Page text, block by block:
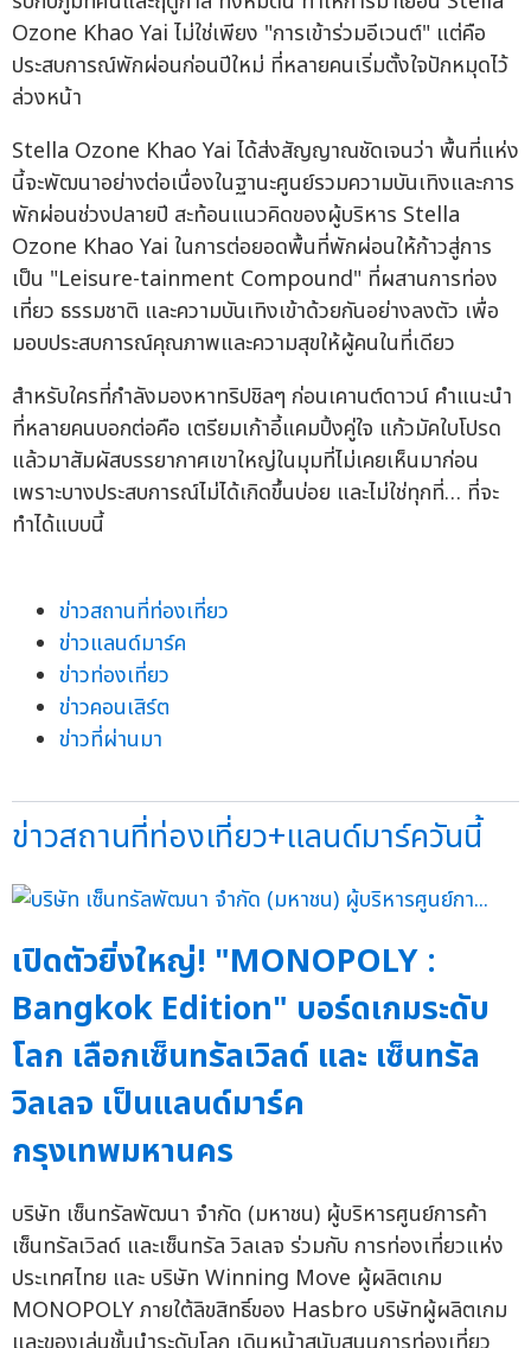
Ozone Khao Yai ไม่ใช่เพียง "การเข้าร่วมอีเวนต์" แต่คือ
ประสบการณ์พักผ่อนก่อนปีใหม่ ที่หลายคนเริ่มตั้งใจปักหมุดไว้
ล่วงหน้า
Stella Ozone Khao Yai ได้ส่งสัญญาณชัดเจนว่า พื้นที่แห่ง
นี้จะพัฒนาอย่างต่อเนื่องในฐานะศูนย์รวมความบันเทิงและการ
พักผ่อนช่วงปลายปี สะท้อนแนวคิดของผู้บริหาร Stella
Ozone Khao Yai ในการต่อยอดพื้นที่พักผ่อนให้ก้าวสู่การ
เป็น "Leisure-tainment Compound" ที่ผสานการท่อง
เที่ยว ธรรมชาติ และความบันเทิงเข้าด้วยกันอย่างลงตัว เพื่อ
มอบประสบการณ์คุณภาพและความสุขให้ผู้คนในที่เดียว
สำหรับใครที่กำลังมองหาทริปชิลๆ ก่อนเคานต์ดาวน์ คำแนะนำ
ที่หลายคนบอกต่อคือ เตรียมเก้าอี้แคมปิ้งคู่ใจ แก้วมัคใบโปรด
แล้วมาสัมผัสบรรยากาศเขาใหญ่ในมุมที่ไม่เคยเห็นมาก่อน
เพราะบางประสบการณ์ไม่ได้เกิดขึ้นบ่อย และไม่ใช่ทุกที่… ที่จะ
ทำได้แบบนี้
ข่าวสถานที่ท่องเที่ยว
ข่าวแลนด์มาร์ค
ข่าวท่องเที่ยว
ข่าวคอนเสิร์ต
ข่าวที่ผ่านมา
ข่าวสถานที่ท่องเที่ยว+แลนด์มาร์ควันนี้
เปิดตัวยิ่งใหญ่! "MONOPOLY :
Bangkok Edition" บอร์ดเกมระดับ
โลก เลือกเซ็นทรัลเวิลด์ และ เซ็นทรัล
วิลเลจ เป็นแลนด์มาร์ค
กรุงเทพมหานคร
บริษัท เซ็นทรัลพัฒนา จำกัด (มหาชน) ผู้บริหารศูนย์การค้า
เซ็นทรัลเวิลด์ และเซ็นทรัล วิลเลจ ร่วมกับ การท่องเที่ยวแห่ง
ประเทศไทย และ บริษัท Winning Move ผู้ผลิตเกม
MONOPOLY ภายใต้ลิขสิทธิ์ของ Hasbro บริษัทผู้ผลิตเกม